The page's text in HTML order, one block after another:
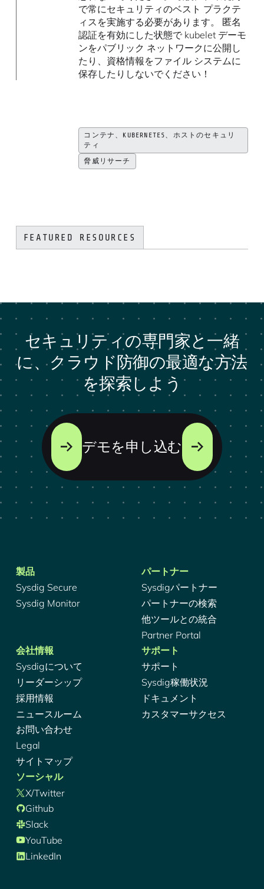
で常にセキュリティのベスト プラクテ
ィスを実施する必要があります。 匿名
認証を有効にした状態で kubelet デーモ
ンをパブリック ネットワークに公開し
たり、資格情報をファイル システムに
保存したりしないでください！
コンテナ、KUBERNETES、ホストのセキュリ
ティ
脅威リサーチ
FEATURED RESOURCES
セキュリティの専門家と一緒
に、クラウド防御の最適な方法
を探索しよう
デモを申し込む
製品
Sysdig Secure
Sysdig Monitor
パートナー
Sysdigパートナー
パートナーの検索
他ツールとの統合
Partner Portal
会社情報
Sysdigについて
リーダーシップ
採用情報
ニュースルーム
お問い合わせ
Legal
サイトマップ
サポート
サポート
Sysdig稼働状況
ドキュメント
カスタマーサクセス
ソーシャル
X/Twitter
Github
Slack
YouTube
LinkedIn